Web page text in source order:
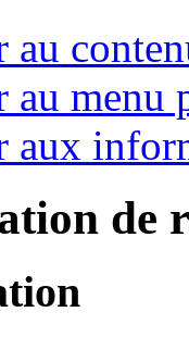
au
au menu
aux
de